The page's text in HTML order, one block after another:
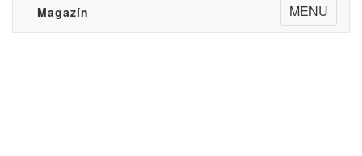
Toggle
navigation
MENU
Magazín